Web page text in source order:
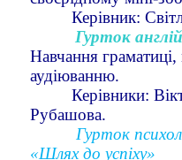
Керівник:
Гурток
Навчання
аудіюванню.
Керівники:
Рубашова.
Гурток
«Шлях до успіху»